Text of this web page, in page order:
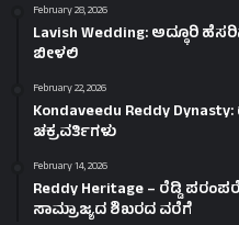
February 28, 2026
Lavish Wedding: ಅದ್ಧೂರಿ
ಬೀಳಲಿ
February 22, 2026
Kondaveedu Reddy
ಚಕ್ರವರ್ತಿಗಳು
February 14, 2026
Reddy Heritage – ರೆಡ್ಡಿ
ಸಾಮ್ರಾಜ್ಯದ ಶಿಖರದ ವರೆಗೆ